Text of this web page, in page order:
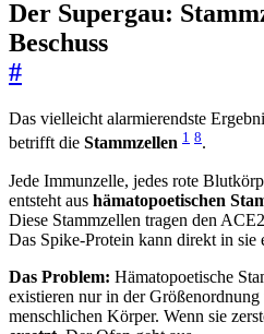
Der Supergau:
Beschuss
#
Das vielleicht alarmierendste
betrifft die Stammzellen 1 8.
Jede Immunzelle, jedes rote
entsteht aus hämatopoetischen
Diese Stammzellen tragen den
Das Spike-Protein kann direkt in sie
Das Problem: Hämatopoetische
existieren nur in der
menschlichen Körper. Wenn sie